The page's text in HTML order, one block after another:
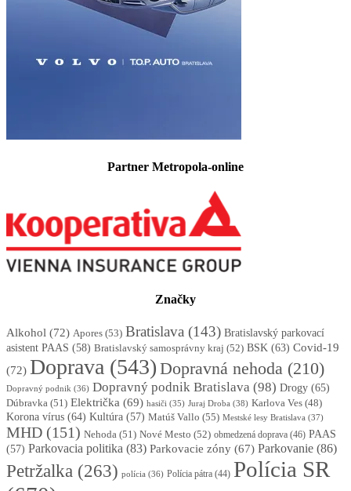
Partner Metropola-online
Značky
Alkohol (72) Apores (53) Bratislava (143) Bratislavský parkovací
asistent PAAS (58) Bratislavský samosprávny kraj (52) BSK (63) Covid-19
(72) Doprava (543) Dopravná nehoda (210)
Dopravný podnik (36) Dopravný podnik Bratislava (98) Drogy (65)
Dúbravka (51) Električka (69) hasiči (35) Juraj Droba (38) Karlova Ves (48)
Korona vírus (64) Kultúra (57) Matúš Vallo (55) Mestské lesy Bratislava (37)
MHD (151) Nehoda (51) Nové Mesto (52) obmedzená doprava (46) PAAS
(57) Parkovacia politika (83) Parkovacie zóny (67) Parkovanie (86)
Petržalka (263) polícia (36) Polícia pátra (44) Polícia SR